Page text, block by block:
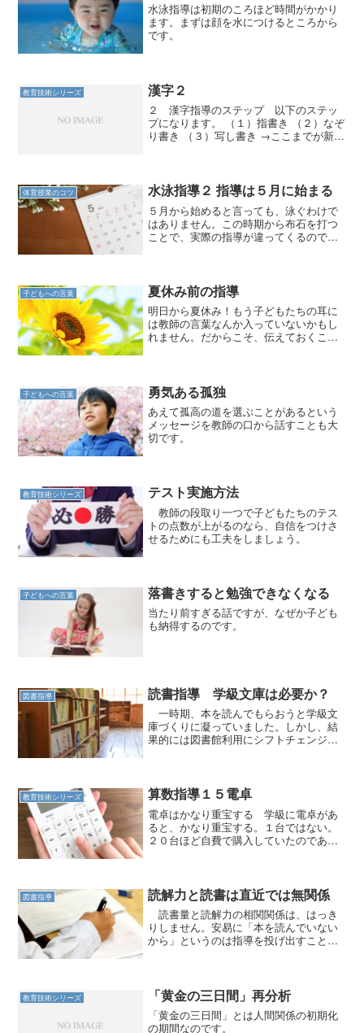
水泳指導は初期のころほど時間がかかり
ます。まずは顔を水につけるところから
です。
教育技術シリーズ 漢字２
２ 漢字指導のステップ 以下のステッ
プになります。 （１）指書き （２）なぞ
り書き （３）写し書き →ここまでが新出
書き 目 標...
体育授業のコツ 水泳指導２ 指導は５月に始まる
５月から始めると言っても、泳ぐわけで
はありません。この時期から布石を打つ
ことで、実際の指導が違ってくるので
子どもへの言葉 夏休み前の指導
明日から夏休み！もう子どもたちの耳に
は教師の言葉なんか入っていないかもし
れません。だからこそ、伝えておくこと
子どもへの言葉 勇気ある孤独
あえて孤高の道を選ぶことがあるという
メッセージを教師の口から話すことも大
切です。
教育技術シリーズ テスト実施方法
教師の段取り一つで子どもたちのテス
トの点数が上がるのなら、自信をつけさ
せるためにも工夫をしましょう。
子どもへの言葉 落書きすると勉強できなくなる
当たり前すぎる話ですが、なぜか子ども
も納得するのです。
図書指導 読書指導 学級文庫は必要か？
一時期、本を読んでもらおうと学級文
庫づくりに凝っていました。しかし、結
果的には図書館利用にシフトチェンジし
教育技術シリーズ 算数指導１５電卓
電卓はかなり重宝する 学級に電卓があ
ると、かなり重宝する。１台ではない。
２０台ほど自費で購入していたのであ
０円程度だった記憶があるが...
図書指導 読解力と読書は直近では無関係
読書量と読解力の相関関係は、はっき
りしません。安易に「本を読んでいない
から」というのは指導を投げ出すことに
教育技術シリーズ 「黄金の三日間」再分析
「黄金の三日間」とは人間関係の初期化
の期間なのです。